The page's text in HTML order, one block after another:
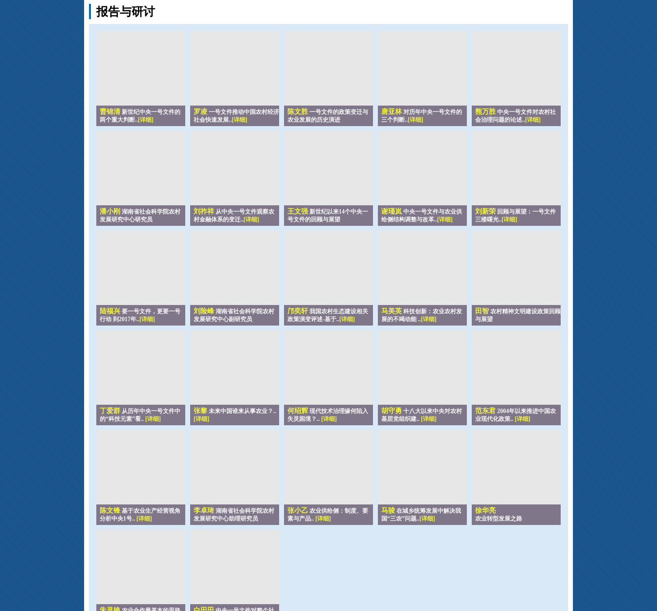
报告与研讨
曹锦清 新世纪中央一号文件的
两个重大判断..[详细]
罗凌 一号文件推动中国农村经济
社会快速发展..[详细]
陈文胜 一号文件的政策变迁与
农业发展的历史演进
唐亚林 对历年中央一号文件的
三个判断..[详细]
熊万胜 中央一号文件对农村社
会治理问题的论述..[详细]
潘小刚 湖南省社会科学院农村
发展研究中心研究员
刘祚祥 从中央一号文件观察农
村金融体系的变迁..[详细]
王文强 新世纪以来14个中央一
号文件的回顾与展望
谢瑾岚 中央一号文件与农业供
给侧结构调整与改革..[详细]
刘新荣 回顾与展望：一号文件
三缕曙光..[详细]
陆福兴 要一号文件，更要一号
行动 到2017年..[详细]
刘险峰 湖南省社会科学院农村
发展研究中心副研究员
邝奕轩 我国农村生态建设相关
政策演变评述-基于..[详细]
马美英 科技创新：农业农村发
展的不竭动能 ..[详细]
田智 农村精神文明建设政策回顾
与展望
丁爱群 从历年中央一号文件中
的“科技元素”看.. [详细]
张黎 未来中国谁来从事农业？..
[详细]
何绍辉 现代技术治理缘何陷入
失灵困境？.. [详细]
胡守勇 十八大以来中央对农村
基层党组织建.. [详细]
范东君 2004年以来推进中国农
业现代化政策.. [详细]
陈文锋 基于农业生产经营视角
分析中央1号.. [详细]
李卓琦 湖南省社会科学院农村
发展研究中心助理研究员
张小乙 农业供给侧：制度、要
素与产品.. [详细]
马骏 在城乡统筹发展中解决我
国“三农”问题..[详细]
徐华亮
农业转型发展之路